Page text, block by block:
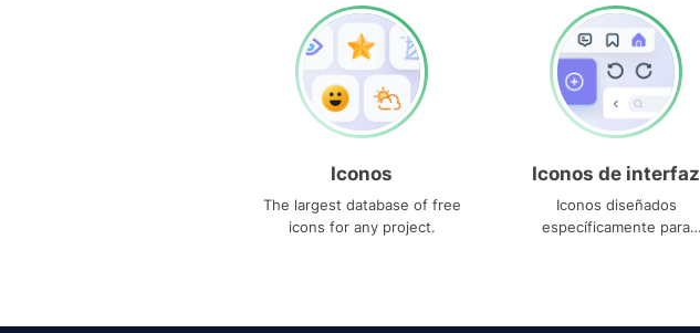
Iconos
The largest database of free
icons for any project.
Iconos de interfaz
Iconos diseñados
específicamente para